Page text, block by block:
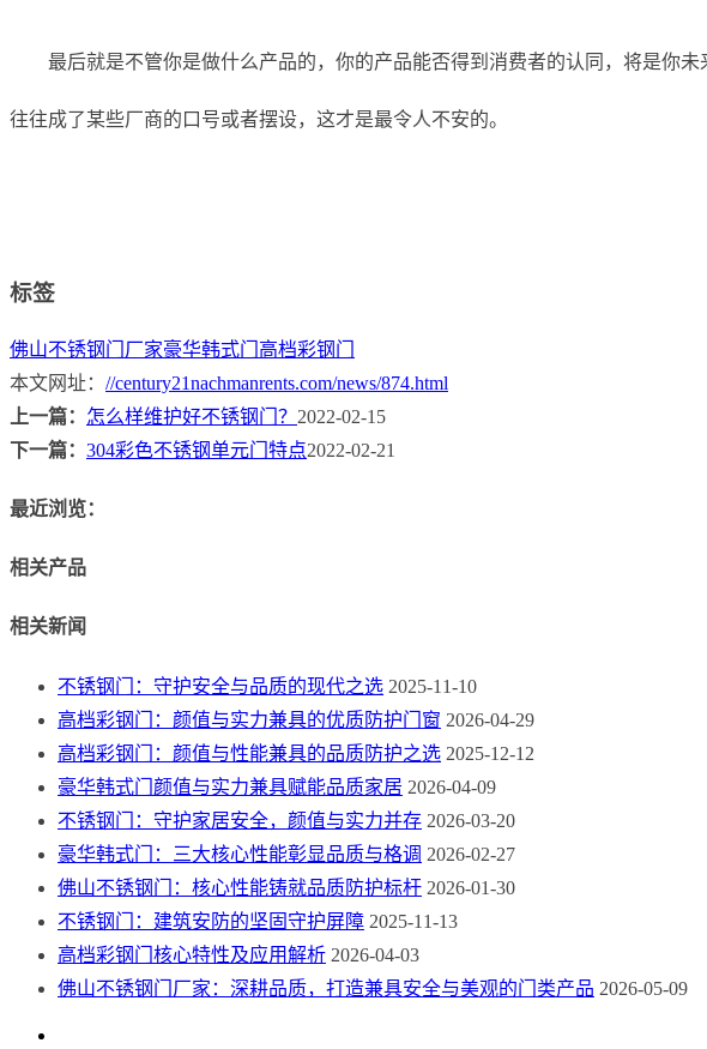
最后就是不管你是做什么产品的，你的产品能否得到消费者的认同，将是你
往往成了某些厂商的口号或者摆设，这才是最令人不安的。
标签
佛山不锈钢门厂家豪华韩式门 高档彩钢门
本文网址： //century21nachmanrents.com/news/874.html
上一篇： 怎么样维护好不锈钢门？ 2022-02-15
下一篇： 304彩色不锈钢单元门特点2022-02-21
最近浏览：
相关产品
相关新闻
不锈钢门：守护安全与品质的现代之选 2025-11-10
高档彩钢门：颜值与实力兼具的优质防护门窗 2026-04-29
高档彩钢门：颜值与性能兼具的品质防护之选 2025-12-12
豪华韩式门颜值与实力兼具赋能品质家居 2026-04-09
不锈钢门：守护家居安全，颜值与实力并存 2026-03-20
豪华韩式门：三大核心性能彰显品质与格调 2026-02-27
佛山不锈钢门：核心性能铸就品质防护标杆 2026-01-30
不锈钢门：建筑安防的坚固守护屏障 2025-11-13
高档彩钢门核心特性及应用解析 2026-04-03
佛山不锈钢门厂家：深耕品质，打造兼具安全与美观的门类产品 2026-05-09